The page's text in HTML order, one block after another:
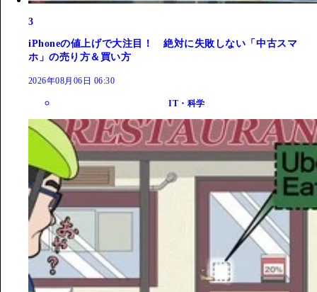
3
iPhoneの値上げで大注目！ 絶対に失敗しない「中古スマ
ホ」の売り方＆買い方
2026年08月06日 06:30
IT・科学